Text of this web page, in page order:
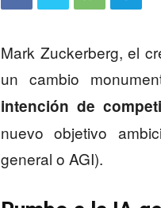
Mark Zuckerberg, el
un cambio
intención de
nuevo objetivo
general o AGI).